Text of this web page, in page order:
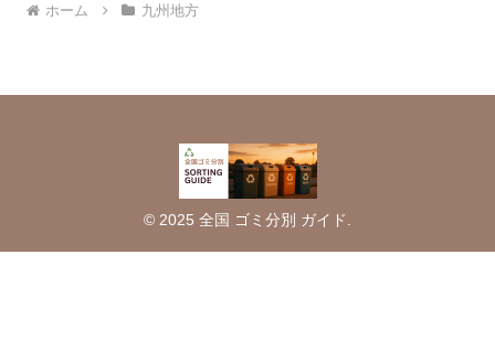
ホーム 九州地方
© 2025 全国 ゴミ分別 ガイド.